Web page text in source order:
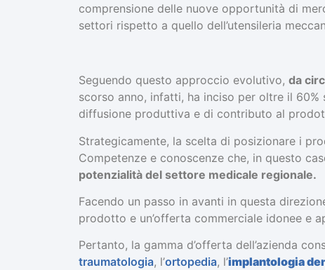
comprensione delle nuove opportunità di
settori rispetto a quello dell’utensileria
Seguendo questo approccio evolutivo, da
scorso anno, infatti, ha inciso per oltre il
diffusione produttiva e di contributo al
Strategicamente, la scelta di posizionare i
Competenze e conoscenze che, in questo
potenzialità del settore medicale regionale.
Facendo un passo in avanti in questa
prodotto e un’offerta commerciale idonee e
Pertanto, la gamma d’offerta dell’azienda
traumatologia, l’ortopedia, l’implantologia